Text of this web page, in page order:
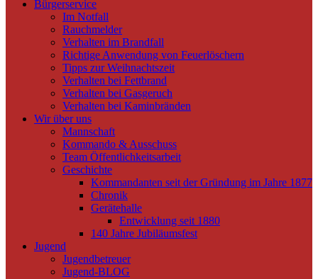
Bürgerservice
Im Notfall
Rauchmelder
Verhalten im Brandfall
Richtige Anwendung von Feuerlöschern
Tipps zur Weihnachtszeit
Verhalten bei Fettbrand
Verhalten bei Gasgeruch
Verhalten bei Kaminbränden
Wir über uns
Mannschaft
Kommando & Ausschuss
Team Öffentlichkeitsarbeit
Geschichte
Kommandanten seit der Gründung im Jahre 1877
Chronik
Gerätehalle
Entwicklung seit 1880
140 Jahre Jubiläumsfest
Jugend
Jugendbetreuer
Jugend-BLOG